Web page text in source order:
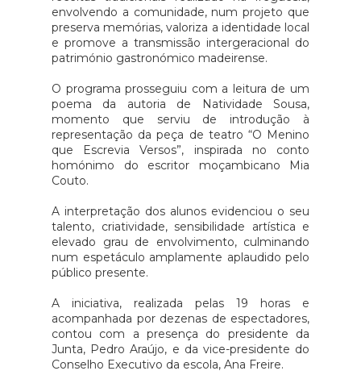
envolvendo a comunidade, num projeto que
preserva memórias, valoriza a identidade local
e promove a transmissão intergeracional do
património gastronómico madeirense.
O programa prosseguiu com a leitura de um
poema da autoria de Natividade Sousa,
momento que serviu de introdução à
representação da peça de teatro “O Menino
que Escrevia Versos”, inspirada no conto
homónimo do escritor moçambicano Mia
Couto.
A interpretação dos alunos evidenciou o seu
talento, criatividade, sensibilidade artística e
elevado grau de envolvimento, culminando
num espetáculo amplamente aplaudido pelo
público presente.
A iniciativa, realizada pelas 19 horas e
acompanhada por dezenas de espectadores,
contou com a presença do presidente da
Junta, Pedro Araújo, e da vice-presidente do
Conselho Executivo da escola, Ana Freire.